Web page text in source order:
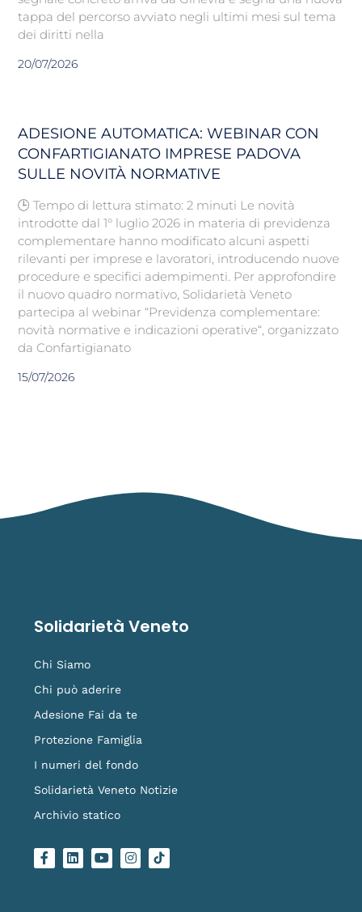
tappa del percorso avviato negli ultimi mesi sul tema
dei diritti nella
20/07/2026
ADESIONE AUTOMATICA: WEBINAR CON
CONFARTIGIANATO IMPRESE PADOVA
SULLE NOVITÀ NORMATIVE
🕒 Tempo di lettura stimato: 2 minuti Le novità
introdotte dal 1° luglio 2026 in materia di previdenza
complementare hanno modificato alcuni aspetti
rilevanti per imprese e lavoratori, introducendo nuove
procedure e specifici adempimenti. Per approfondire
il nuovo quadro normativo, Solidarietà Veneto
partecipa al webinar “Previdenza complementare:
novità normative e indicazioni operative“, organizzato
da Confartigianato
15/07/2026
Solidarietà Veneto
Chi Siamo
Chi può aderire
Adesione Fai da te
Protezione Famiglia
I numeri del fondo
Solidarietà Veneto Notizie
Archivio statico
F
a
L
i
Y
o
I
n
L
o